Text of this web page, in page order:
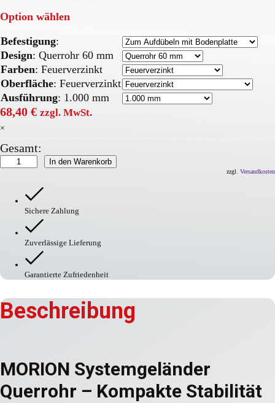
Option wählen
Befestigung:
Design: Querrohr 60 mm
Farben: Feuerverzinkt
Oberfläche: Feuerverzinkt
Ausführung: 1.000 mm
68,40 € zzgl. MwSt.
×
Gesamt:
MORION
Systemgeländer
In den Warenkorb
zzgl. Versandkosten
Sichere Zahlung
Zuverlässige Lieferung
Garantierte Zufriedenheit
Beschreibung
MORION Systemgeländer
Querrohr – Kompakte Stabilität